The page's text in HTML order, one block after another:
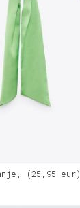
(25,95 eur)